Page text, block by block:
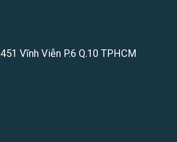
451 Vĩnh Viễn P.6 Q.10 TPHCM